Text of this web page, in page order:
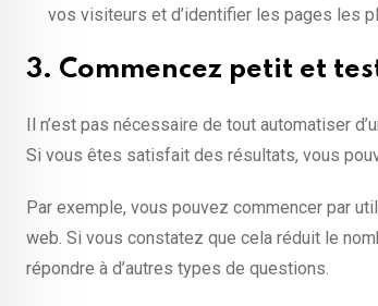
vos visiteurs et d’identifier les pages les
3. Commencez petit et
Il n’est pas nécessaire de tout automatiser
Si vous êtes satisfait des résultats, vous
Par exemple, vous pouvez commencer par
web. Si vous constatez que cela réduit le
répondre à d’autres types de questions.